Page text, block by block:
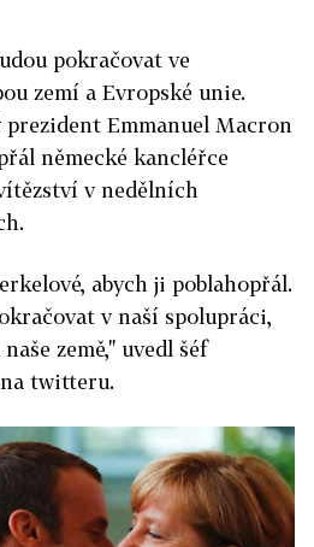
pokračovat ve
zemí a Evropské unie.
Emmanuel Macron
německé kancléřce
v nedělních
abych ji poblahopřál.
v naší spolupráci,
země," uvedl šéf
twitteru.